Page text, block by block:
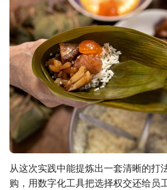
从这次实践中能提炼出一套清晰的打
购，用数字化工具把选择权交还给员